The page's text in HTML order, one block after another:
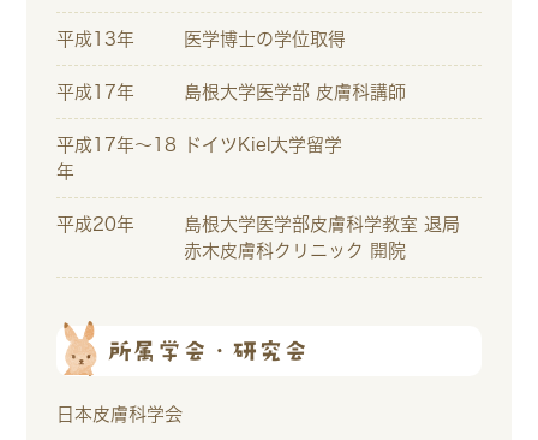
平成13年 医学博士の学位取得
平成17年 島根大学医学部 皮膚科講師
平成17年～18
年
ドイツKiel大学留学
平成20年
島根大学医学部皮膚科学教室 退局
赤木皮膚科クリニック 開院
所属学会・研究会
日本皮膚科学会